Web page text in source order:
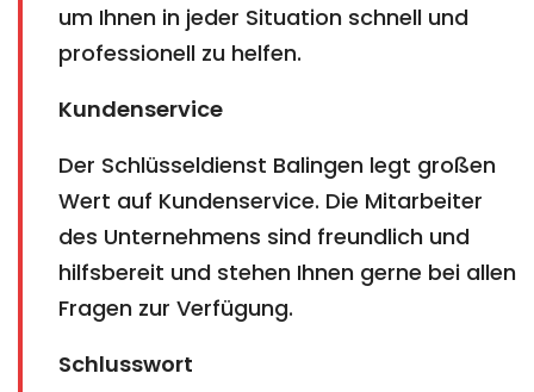
um Ihnen in jeder Situation schnell und
professionell zu helfen.
Kundenservice
Der Schlüsseldienst Balingen legt großen
Wert auf Kundenservice. Die Mitarbeiter
des Unternehmens sind freundlich und
hilfsbereit und stehen Ihnen gerne bei allen
Fragen zur Verfügung.
Schlusswort